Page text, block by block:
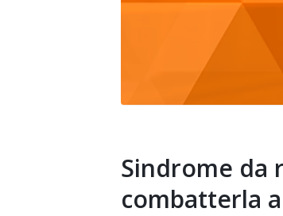
Sindrome da
combatterla